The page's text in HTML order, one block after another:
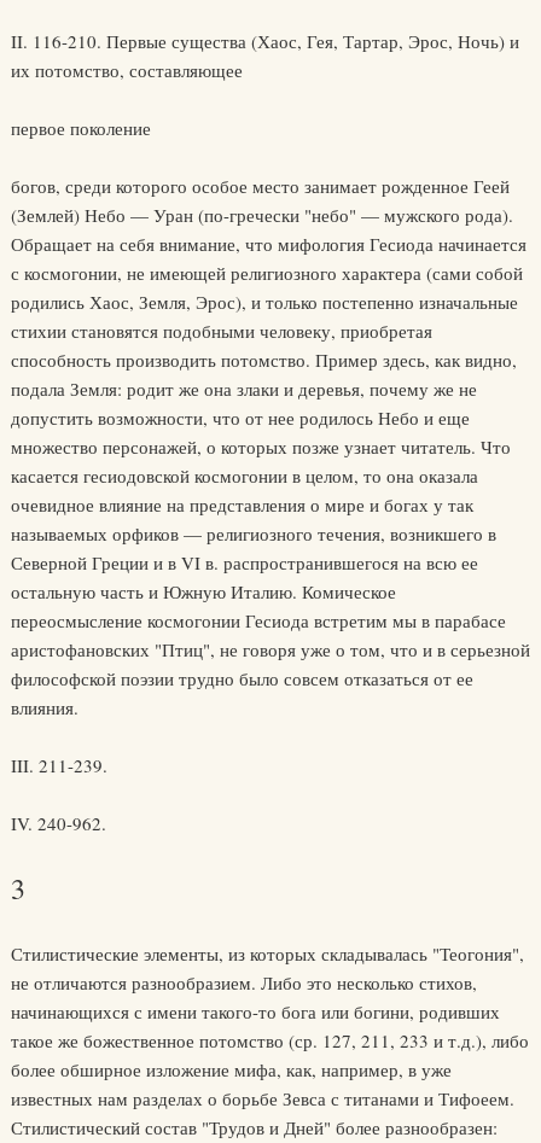
II. 116-210. Первые существа (Хаос, Гея, Тартар, Эрос, Ночь) и
их потомство, составляющее
первое поколение
богов, среди которого особое место занимает рожденное Геей
(Землей) Небо — Уран (по-гречески "небо" — мужского рода).
Обращает на себя внимание, что мифология Гесиода начинается
с космогонии, не имеющей религиозного характера (сами собой
родились Хаос, Земля, Эрос), и только постепенно изначальные
стихии становятся подобными человеку, приобретая
способность производить потомство. Пример здесь, как видно,
подала Земля: родит же она злаки и деревья, почему же не
допустить возможности, что от нее родилось Небо и еще
множество персонажей, о которых позже узнает читатель. Что
касается гесиодовской космогонии в целом, то она оказала
очевидное влияние на представления о мире и богах у так
называемых орфиков — религиозного течения, возникшего в
Северной Греции и в VI в. распространившегося на всю ее
остальную часть и Южную Италию. Комическое
переосмысление космогонии Гесиода встретим мы в парабасе
аристофановских "Птиц", не говоря уже о том, что и в серьезной
философской поэзии трудно было совсем отказаться от ее
влияния.
III. 211-239.
IV. 240-962.
3
Стилистические элементы, из которых складывалась "Теогония",
не отличаются разнообразием. Либо это несколько стихов,
начинающихся с имени такого-то бога или богини, родивших
такое же божественное потомство (ср. 127, 211, 233 и т.д.), либо
более обширное изложение мифа, как, например, в уже
известных нам разделах о борьбе Зевса с титанами и Тифоеем.
Стилистический состав "Трудов и Дней" более разнообразен: